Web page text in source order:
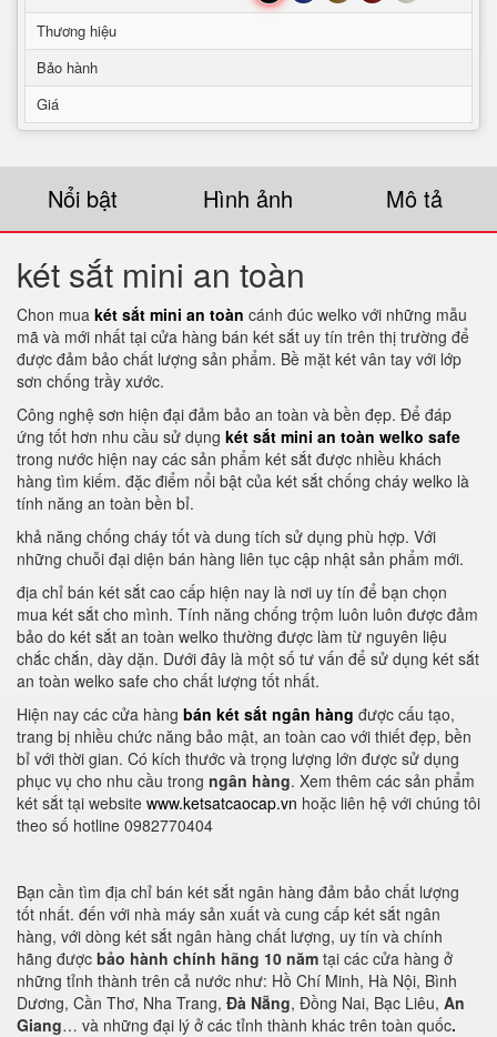
Thương hiệu
Bảo hành
Giá
Nổi bật Hình ảnh Mô tả
két sắt mini an toàn
Chon mua két sắt mini an toàn cánh đúc welko với những mẫu
mã và mới nhất tại cửa hàng bán két sắt uy tín trên thị trường để
được đảm bảo chất lượng sản phẩm. Bề mặt két vân tay với lớp
sơn chống trầy xước.
Công nghệ sơn hiện đại đảm bảo an toàn và bền đẹp. Để đáp
ứng tốt hơn nhu cầu sử dụng két sắt mini an toàn welko safe
trong nước hiện nay các sản phẩm két sắt được nhiều khách
hàng tìm kiếm. đặc điểm nổi bật của két sắt chống cháy welko là
tính năng an toàn bền bỉ.
khả năng chống cháy tốt và dung tích sử dụng phù hợp. Với
những chuỗi đại diện bán hàng liên tục cập nhật sản phẩm mới.
địa chỉ bán két sắt cao cấp hiện nay là nơi uy tín để bạn chọn
mua két sắt cho mình. Tính năng chống trộm luôn luôn được đảm
bảo do két sắt an toàn welko thường được làm từ nguyên liệu
chắc chắn, dày dặn. Dưới đây là một số tư vấn để sử dụng két sắt
an toàn welko safe cho chất lượng tốt nhất.
Hiện nay các cửa hàng bán két sắt ngân hàng được cấu tạo,
trang bị nhiều chức năng bảo mật, an toàn cao với thiết đẹp, bền
bỉ với thời gian. Có kích thước và trọng lượng lớn được sử dụng
phục vụ cho nhu cầu trong ngân hàng. Xem thêm các sản phẩm
két sắt tại website www.ketsatcaocap.vn hoặc liên hệ với chúng tôi
theo số hotline 0982770404
Bạn cần tìm địa chỉ bán két sắt ngân hàng đảm bảo chất lượng
tốt nhất. đến với nhà máy sản xuất và cung cấp két sắt ngân
hàng, với dòng két sắt ngân hàng chất lượng, uy tín và chính
hãng được bảo hành chính hãng 10 năm tại các cửa hàng ở
những tỉnh thành trên cả nước như: Hồ Chí Minh, Hà Nội, Bình
Dương, Cần Thơ, Nha Trang, Đà Nẵng, Đồng Nai, Bạc Liêu, An
Giang… và những đại lý ở các tỉnh thành khác trên toàn quốc.